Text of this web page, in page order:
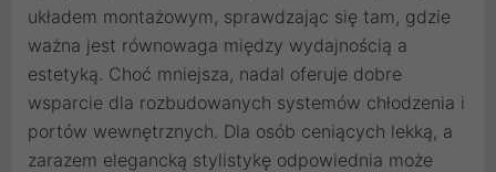
układem montażowym, sprawdzając się tam, gdzie
ważna jest równowaga między wydajnością a
estetyką. Choć mniejsza, nadal oferuje dobre
wsparcie dla rozbudowanych systemów chłodzenia i
portów wewnętrznych. Dla osób ceniących lekką, a
zarazem elegancką stylistykę odpowiednia może